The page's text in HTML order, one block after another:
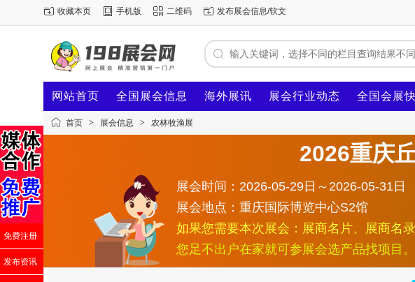
收藏本页 手机版 二维码 发布展会信息/软文
网站首页 全国展会信息 海外展讯 展会行业动态 全国会展
首页 > 展会信息 > 农林牧渔展
2026重庆
展会时间：2026-05-29日～2026-05-31日
展会地点：重庆国际博览中心S2馆
如果您需要本次展会：展商名片、展商名
您足不出户在家就可参展会选产品找项目。
免费注册
发布资讯